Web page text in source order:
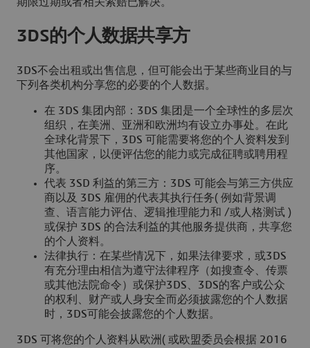
期限过期或者相关索赔已解决。
3DS的个人数据共享方
3DS不会出租或出售信息，但可能会出于某些商业目的与
下列各类机构分享您的必要的个人数据。
在 3DS 集团内部：3DS 集团是一个全球性的多层次
组织，在美洲、亚洲和欧洲均有设立办事处。在此
全球化背景下，3DS 可能需要将您的个人资料发到
其他国家，以便评估您的能力或完成征聘或聘用程
序。
代表 3SD 利益的第三方：3DS 可能会与第三方供应
商以及 3DS 雇佣的代表其执行任务( 例如背景调
查、语言能力评估、逻辑推理能力和 /或人格测试 )
或保护 3DS 的合法利益的其他服务提供商，共享您
的个人资料。
法律执行：在某些情况下，如果法律要求，或3DS
有充分理由相信为遵守法律程序（如搜查令、传票
或其他法院命令）或保护3DS、3DS的客户或公众
的权利、财产或人身安全而必须披露您的个人数据
时，3DS可能会披露您的个人数据。
3DS 可将您的个人资料从欧洲( 或欧盟委员会根据 2016